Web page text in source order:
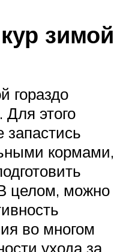
зимой
гораздо
этого
запастись
кормами,
целом, можно
во многом
ухода за